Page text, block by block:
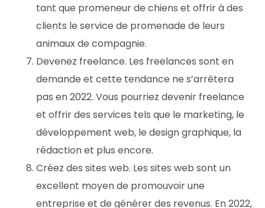
tant que promeneur de chiens et offrir à des
clients le service de promenade de leurs
animaux de compagnie.
Devenez freelance. Les freelances sont en
demande et cette tendance ne s’arrêtera
pas en 2022. Vous pourriez devenir freelance
et offrir des services tels que le marketing, le
développement web, le design graphique, la
rédaction et plus encore.
Créez des sites web. Les sites web sont un
excellent moyen de promouvoir une
entreprise et de générer des revenus. En 2022,